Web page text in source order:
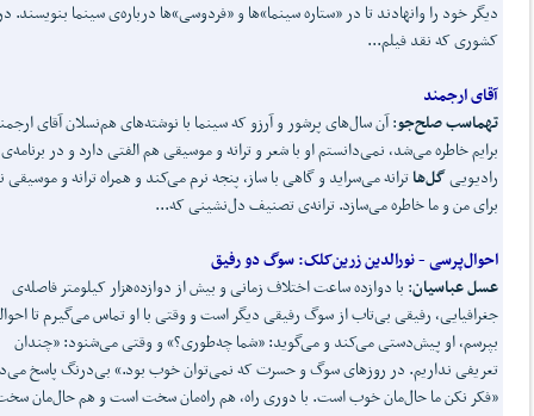
دیگر خود را وانهادند تا در «ستاره سینما»‌ها و «فردوسی»‌ها درباره‌ی سینما بنویسند.
کشوری که نقد فیلم...
آقای ارجمند
تهماسب صلحجو: آن سال‌های پرشور و آرزو که سینما با نوشته‌های هم‌نسلان آقای
برایم خاطره می‌شد، نمی‌دانستم او با شعر و ترانه و موسیقی هم الفتی دارد و در برنامه‌ی
رادیوییگلهاترانه می‌سراید و گاهی با ساز، پنجه نرم می‌کند و همراه ترانه و موسیقی
برای من و ما خاطره می‌سازد. ترانه‌ی تصنیف دل‌نشینی که...
احوال‌پرسی -نورالدین زرینکلک: سوگ دو رفیق
عسل عباسیان: با دوازده ساعت اختلاف زمانی و بیش از دوازده‌هزار کیلومتر فاصله‌ی
جغرافیایی، رفیقی بی‌تاب از سوگ رفیقی دیگر است و وقتی با او تماس می‌گیرم تا
بپرسم، او پیش‌دستی می‌کند و می‌گوید: «شما چه‌طوری؟» و وقتی می‌شنود: «چندان
تعریفی نداریم. در روزهای سوگ و حسرت که نمی‌توان خوب بود.» بی‌درنگ پاسخ
«فکر نکن ما حال‌مان خوب است. با دوری راه، هم راه‌مان سخت است و هم حال‌مان